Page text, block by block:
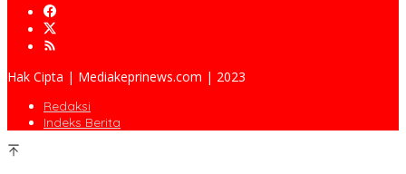
Hak Cipta | Mediakeprinews.com | 2023
Redaksi
Indeks Berita